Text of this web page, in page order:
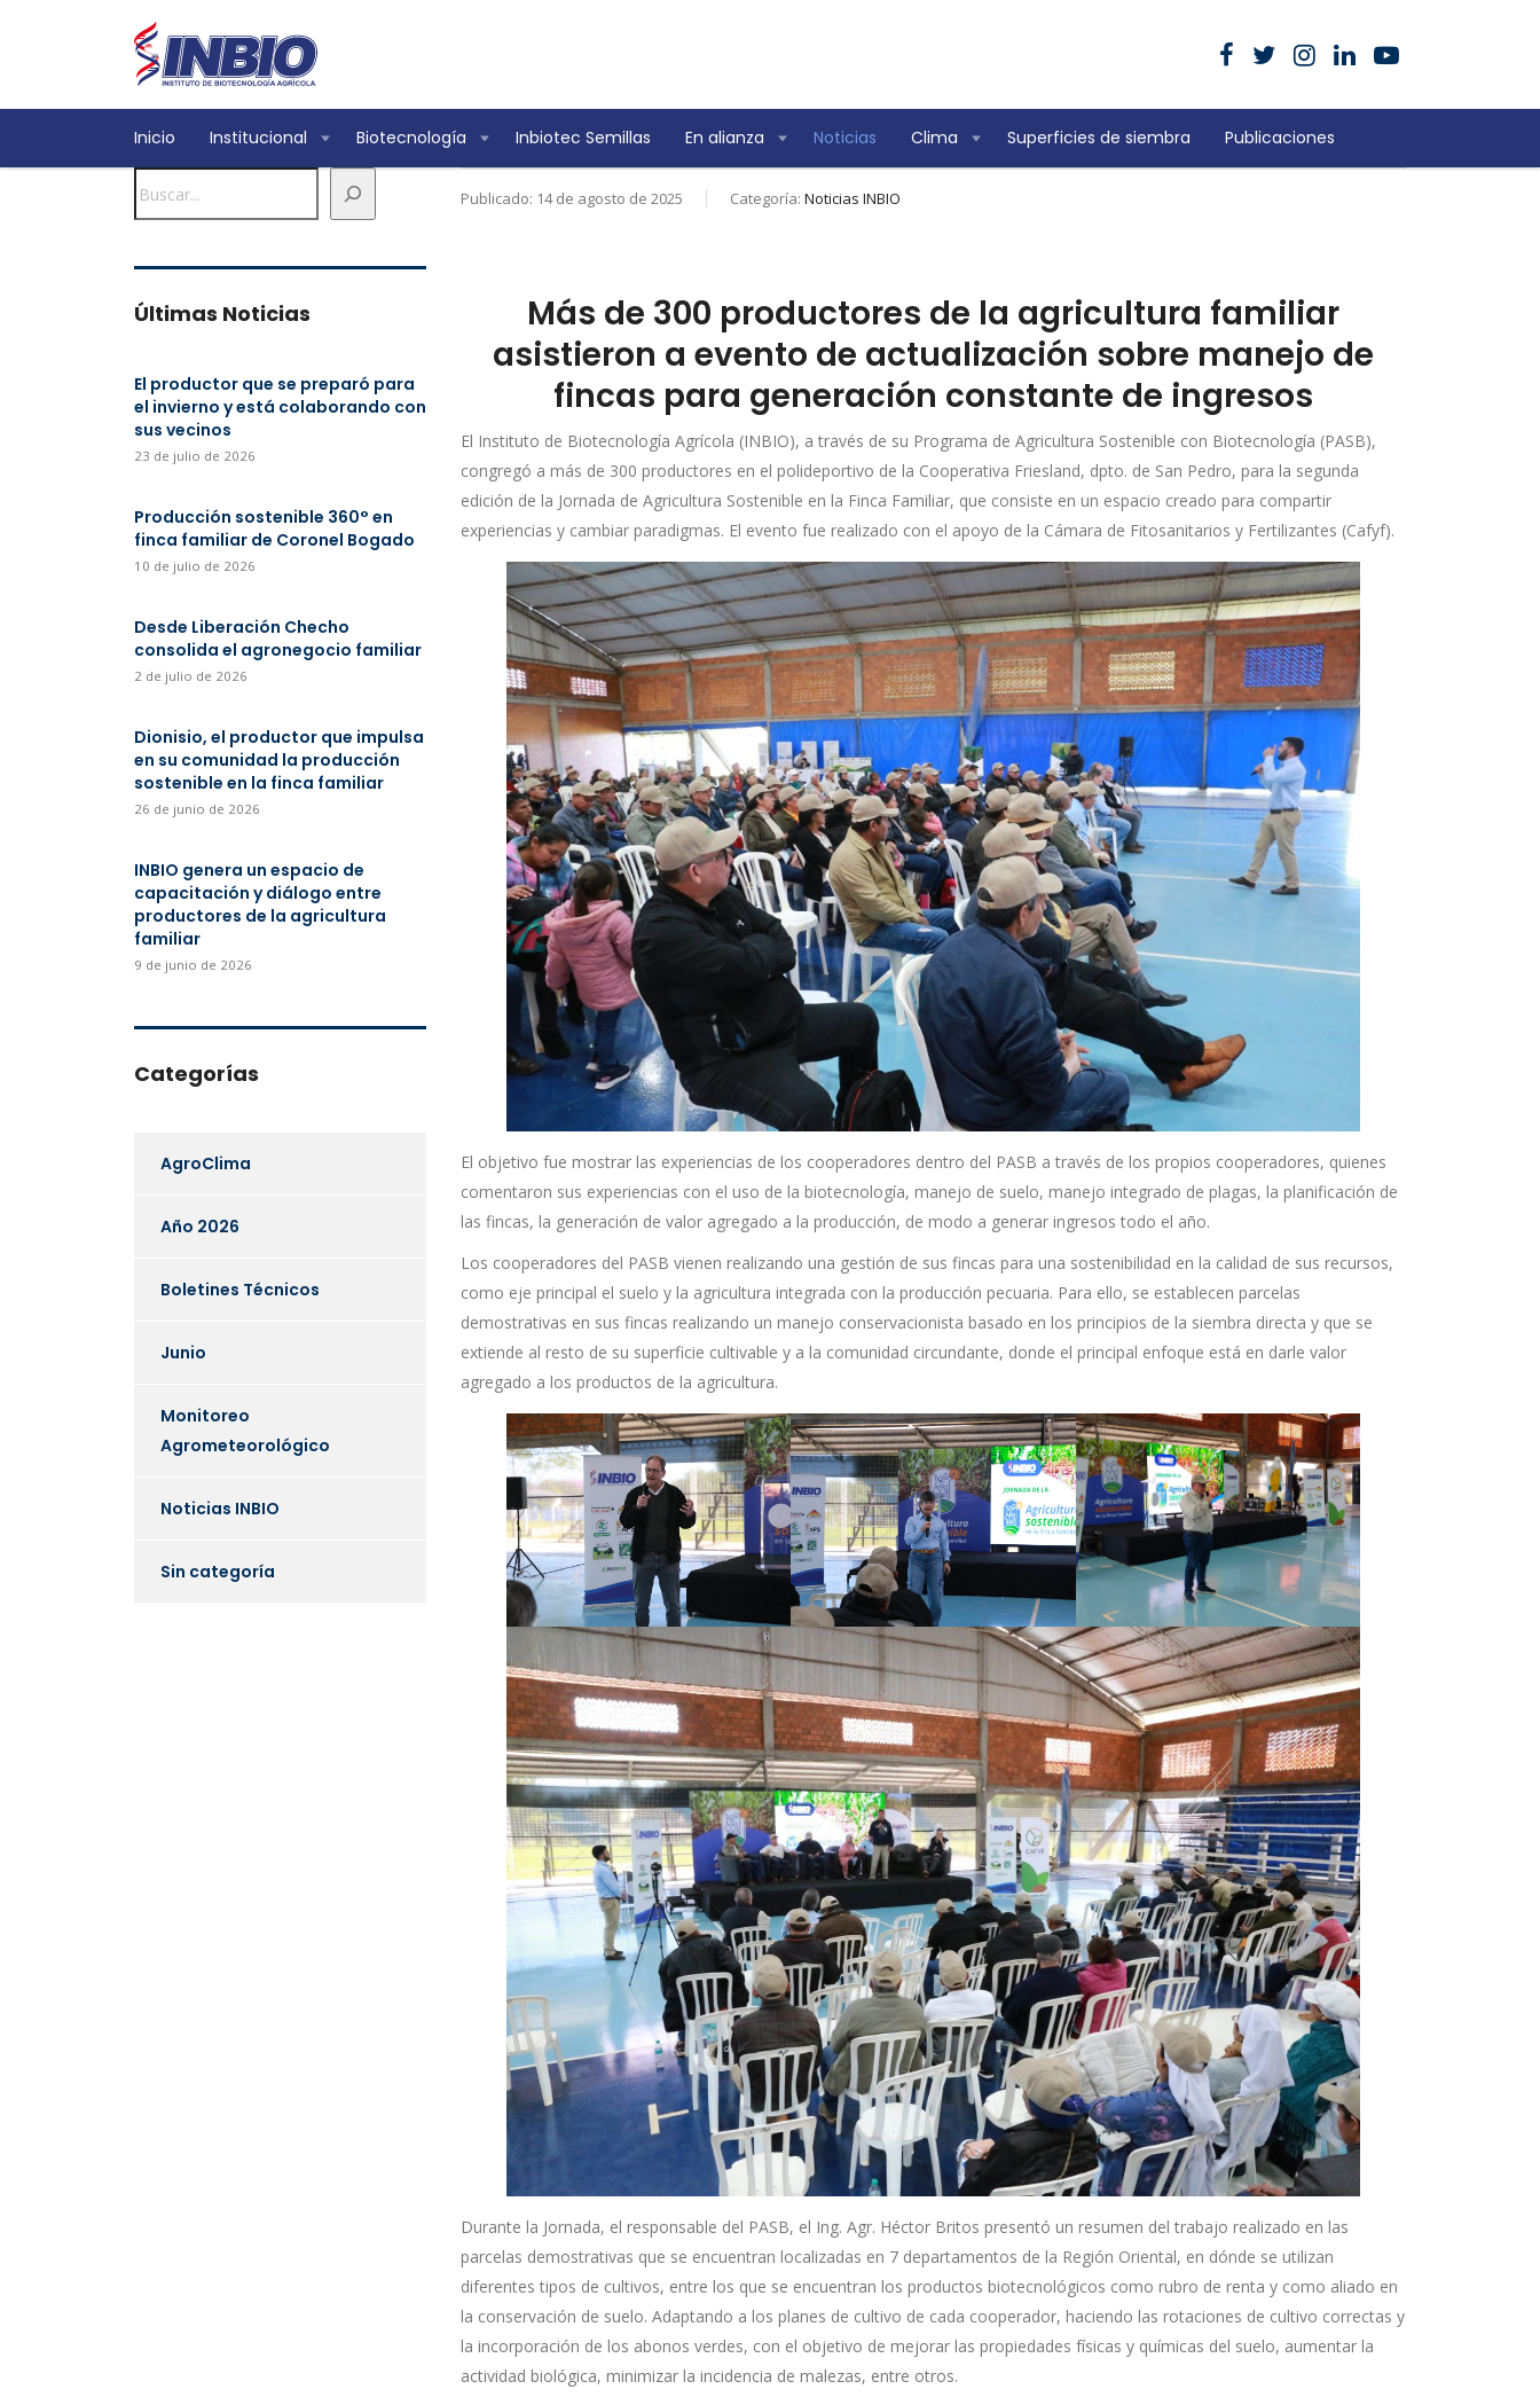
Inicio Institucional Biotecnología Inbiotec Semillas En alianza Noticias Clima Superficies de siembra Publicaciones
Publicado: 14 de agosto de 2025 Categoría: Noticias INBIO
Más de 300 productores de la agricultura familiar
asistieron a evento de actualización sobre manejo de
fincas para generación constante de ingresos
El Instituto de Biotecnología Agrícola (INBIO), a través de su Programa de Agricultura Sostenible con Biotecnología (PASB),
congregó a más de 300 productores en el polideportivo de la Cooperativa Friesland, dpto. de San Pedro, para la segunda
edición de la Jornada de Agricultura Sostenible en la Finca Familiar, que consiste en un espacio creado para compartir
experiencias y cambiar paradigmas. El evento fue realizado con el apoyo de la Cámara de Fitosanitarios y Fertilizantes (Cafyf).
El objetivo fue mostrar las experiencias de los cooperadores dentro del PASB a través de los propios cooperadores, quienes
comentaron sus experiencias con el uso de la biotecnología, manejo de suelo, manejo integrado de plagas, la planificación de
las fincas, la generación de valor agregado a la producción, de modo a generar ingresos todo el año.
Los cooperadores del PASB vienen realizando una gestión de sus fincas para una sostenibilidad en la calidad de sus recursos,
como eje principal el suelo y la agricultura integrada con la producción pecuaria. Para ello, se establecen parcelas
demostrativas en sus fincas realizando un manejo conservacionista basado en los principios de la siembra directa y que se
extiende al resto de su superficie cultivable y a la comunidad circundante, donde el principal enfoque está en darle valor
agregado a los productos de la agricultura.
Durante la Jornada, el responsable del PASB, el Ing. Agr. Héctor Britos presentó un resumen del trabajo realizado en las
parcelas demostrativas que se encuentran localizadas en 7 departamentos de la Región Oriental, en dónde se utilizan
diferentes tipos de cultivos, entre los que se encuentran los productos biotecnológicos como rubro de renta y como aliado en
la conservación de suelo. Adaptando a los planes de cultivo de cada cooperador, haciendo las rotaciones de cultivo correctas y
la incorporación de los abonos verdes, con el objetivo de mejorar las propiedades físicas y químicas del suelo, aumentar la
actividad biológica, minimizar la incidencia de malezas, entre otros.
Últimas Noticias
El productor que se preparó para
el invierno y está colaborando con
sus vecinos
23 de julio de 2026
Producción sostenible 360° en
finca familiar de Coronel Bogado
10 de julio de 2026
Desde Liberación Checho
consolida el agronegocio familiar
2 de julio de 2026
Dionisio, el productor que impulsa
en su comunidad la producción
sostenible en la finca familiar
26 de junio de 2026
INBIO genera un espacio de
capacitación y diálogo entre
productores de la agricultura
familiar
9 de junio de 2026
Categorías
AgroClima
Año 2026
Boletines Técnicos
Junio
Monitoreo
Agrometeorológico
Noticias INBIO
Sin categoría